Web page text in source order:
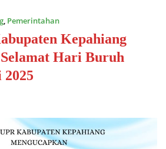
, Pemerintahan
Kepahiang
Hari Buruh
2025